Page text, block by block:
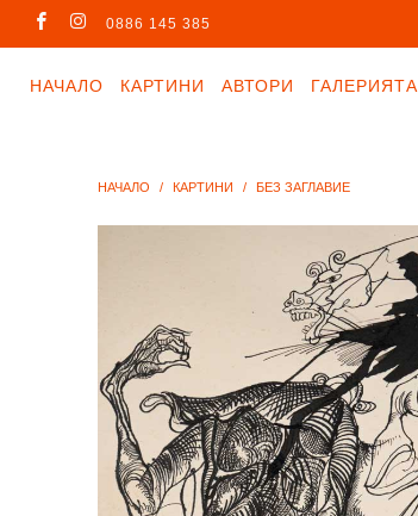
0886 145 385
НАЧАЛО КАРТИНИ АВТОРИ ГАЛЕРИЯТА
НАЧАЛО / КАРТИНИ / БЕЗ ЗАГЛАВИЕ